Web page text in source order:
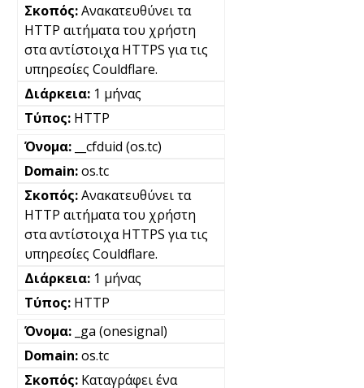
Ανακατευθύνει τα
HTTP αιτήματα του χρήστη
στα αντίστοιχα HTTPS για τις
υπηρεσίες Couldflare.
1 μήνας
HTTP
__cfduid (os.tc)
os.tc
Ανακατευθύνει τα
HTTP αιτήματα του χρήστη
στα αντίστοιχα HTTPS για τις
υπηρεσίες Couldflare.
1 μήνας
HTTP
_ga (onesignal)
os.tc
Καταγράφει ένα